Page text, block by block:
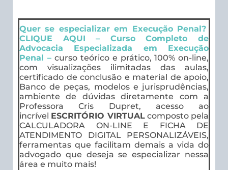
Quer se especializar em Execução Penal?
CLIQUE AQUI – Curso Completo de
Advocacia Especializada em Execução
Penal –curso teórico e prático, 100% on-line,
com visualizações ilimitadas das aulas,
certificado de conclusão e material de apoio,
Banco de peças, modelos e jurisprudências,
ambiente de dúvidas diretamente com a
Professora Cris Dupret, acesso ao
incrível ESCRITÓRIO VIRTUALcomposto pela
CALCULADORA ON-LINE E FICHA DE
ATENDIMENTO DIGITAL PERSONALIZÁVEIS,
ferramentas que facilitam demais a vida do
advogado que deseja se especializar nessa
área e muito mais!